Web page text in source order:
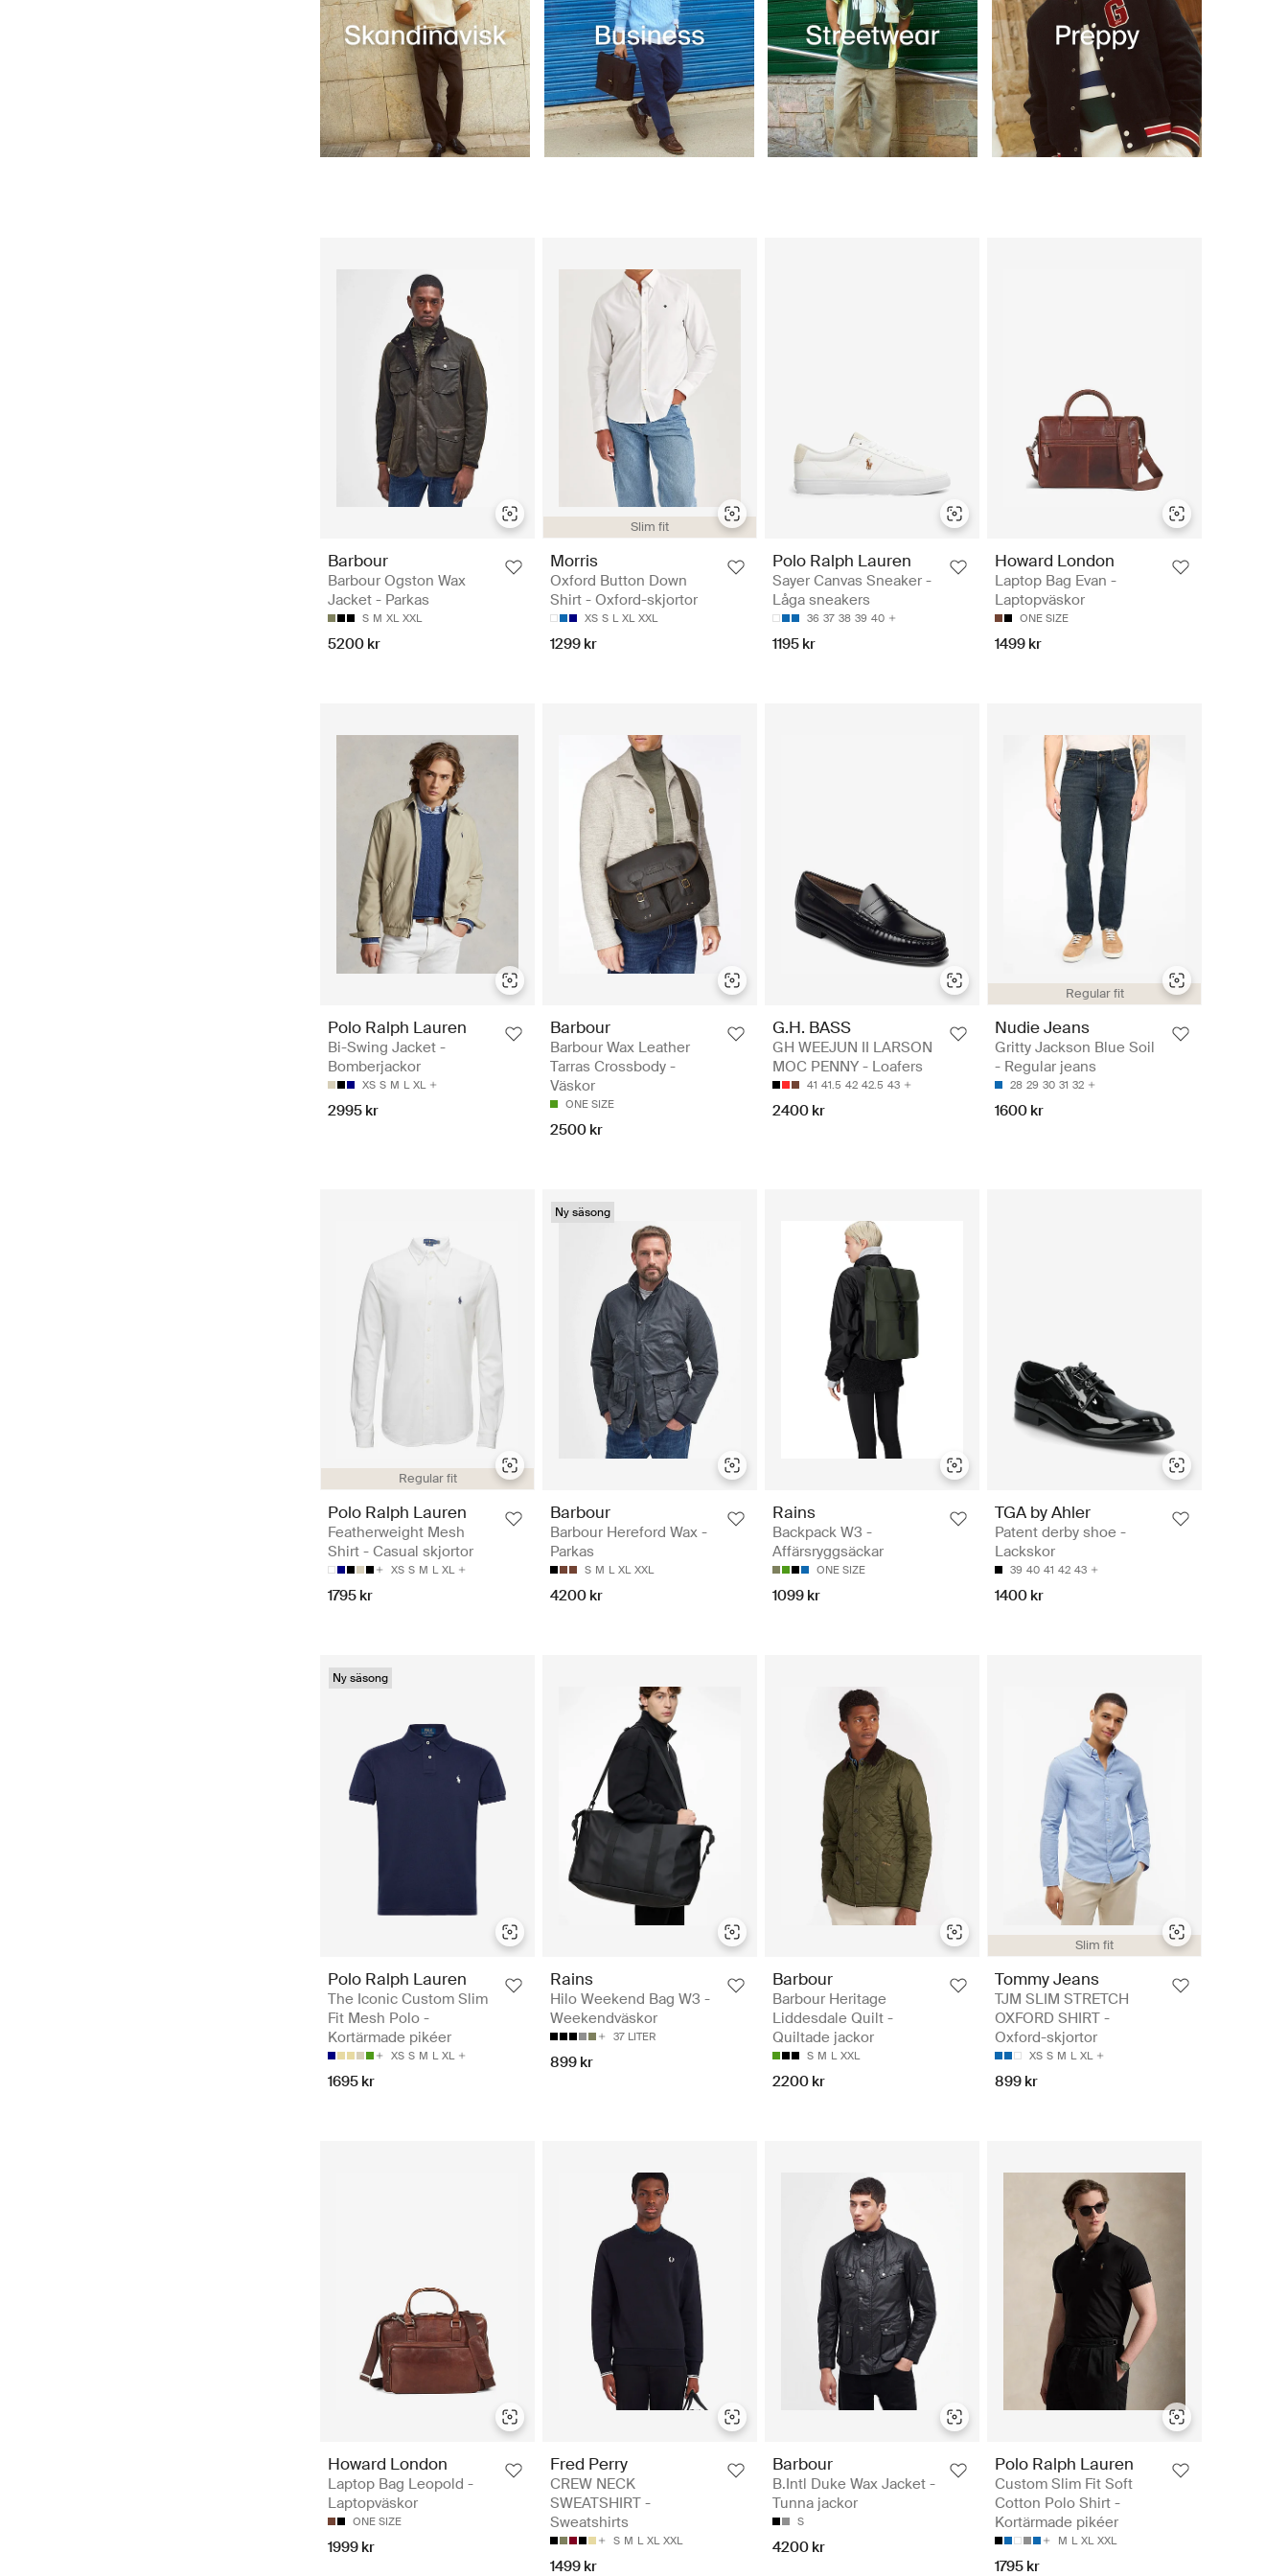
Barbour
Barbour Ogston Wax
Jacket - Parkas
S M XL XXL
5200 kr
Slim fit
Morris
Oxford Button Down
Shirt - Oxford-skjortor
XS S L XL XXL
1299 kr
Polo Ralph Lauren
Sayer Canvas Sneaker -
Låga sneakers
36 37 38 39 40
1195 kr
Howard London
Laptop Bag Evan -
Laptopväskor
ONE SIZE
1499 kr
Polo Ralph Lauren
Bi-Swing Jacket -
Bomberjackor
XS S M L XL
2995 kr
Barbour
Barbour Wax Leather
Tarras Crossbody -
Väskor
ONE SIZE
2500 kr
G.H. BASS
GH WEEJUN II LARSON
MOC PENNY - Loafers
41 41.5 42 42.5 43
2400 kr
Regular fit
Nudie Jeans
Gritty Jackson Blue Soil
- Regular jeans
28 29 30 31 32
1600 kr
Regular fit
Polo Ralph Lauren
Featherweight Mesh
Shirt - Casual skjortor
XS S M L XL
1795 kr
Ny säsong
Barbour
Barbour Hereford Wax -
Parkas
S M L XL XXL
4200 kr
Rains
Backpack W3 -
Affärsryggsäckar
ONE SIZE
1099 kr
TGA by Ahler
Patent derby shoe -
Lackskor
39 40 41 42 43
1400 kr
Ny säsong
Polo Ralph Lauren
The Iconic Custom Slim
Fit Mesh Polo -
Kortärmade pikéer
XS S M L XL
1695 kr
Rains
Hilo Weekend Bag W3 -
Weekendväskor
37 LITER
899 kr
Barbour
Barbour Heritage
Liddesdale Quilt -
Quiltade jackor
S M L XXL
2200 kr
Slim fit
Tommy Jeans
TJM SLIM STRETCH
OXFORD SHIRT -
Oxford-skjortor
XS S M L XL
899 kr
Howard London
Laptop Bag Leopold -
Laptopväskor
ONE SIZE
1999 kr
Fred Perry
CREW NECK
SWEATSHIRT -
Sweatshirts
S M L XL XXL
1499 kr
Barbour
B.Intl Duke Wax Jacket -
Tunna jackor
S
4200 kr
Polo Ralph Lauren
Custom Slim Fit Soft
Cotton Polo Shirt -
Kortärmade pikéer
M L XL XXL
1795 kr